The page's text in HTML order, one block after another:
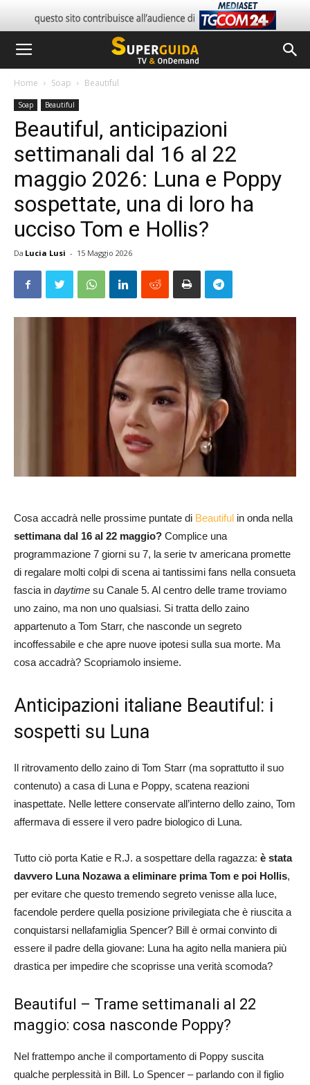
Home Soap Beautiful
Soap Beautiful
Beautiful, anticipazioni
settimanali dal 16 al 22
maggio 2026: Luna e Poppy
sospettate, una di loro ha
ucciso Tom e Hollis?
Da Lucia Lusi - 15 Maggio 2026
Cosa accadrà nelle prossime puntate di Beautiful in onda nella
settimana dal 16 al 22 maggio? Complice una
programmazione 7 giorni su 7, la serie tv americana promette
di regalare molti colpi di scena ai tantissimi fans nella consueta
fascia in daytime su Canale 5. Al centro delle trame troviamo
uno zaino, ma non uno qualsiasi. Si tratta dello zaino
appartenuto a Tom Starr, che nasconde un segreto
incoffessabile e che apre nuove ipotesi sulla sua morte. Ma
cosa accadrà? Scopriamolo insieme.
Anticipazioni italiane Beautiful: i
sospetti su Luna
Il ritrovamento dello zaino di Tom Starr (ma soprattutto il suo
contenuto) a casa di Luna e Poppy, scatena reazioni
inaspettate. Nelle lettere conservate all’interno dello zaino, Tom
affermava di essere il vero padre biologico di Luna.
Tutto ciò porta Katie e R.J. a sospettare della ragazza: è stata
davvero Luna Nozawa a eliminare prima Tom e poi Hollis,
per evitare che questo tremendo segreto venisse alla luce,
facendole perdere quella posizione privilegiata che è riuscita a
conquistarsi nellafamiglia Spencer? Bill è ormai convinto di
essere il padre della giovane: Luna ha agito nella maniera più
drastica per impedire che scoprisse una verità scomoda?
Beautiful – Trame settimanali al 22
maggio: cosa nasconde Poppy?
Nel frattempo anche il comportamento di Poppy suscita
qualche perplessità in Bill. Lo Spencer – parlando con il figlio